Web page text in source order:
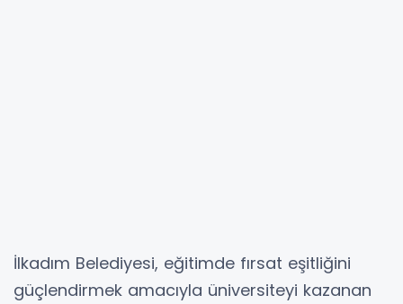
İlkadım Belediyesi, eğitimde fırsat eşitliğini
güçlendirmek amacıyla üniversiteyi kazanan